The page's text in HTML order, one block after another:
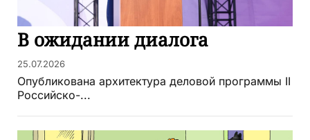
В ожидании диалога
25.07.2026
Опубликована архитектура деловой программы II
Российско-...